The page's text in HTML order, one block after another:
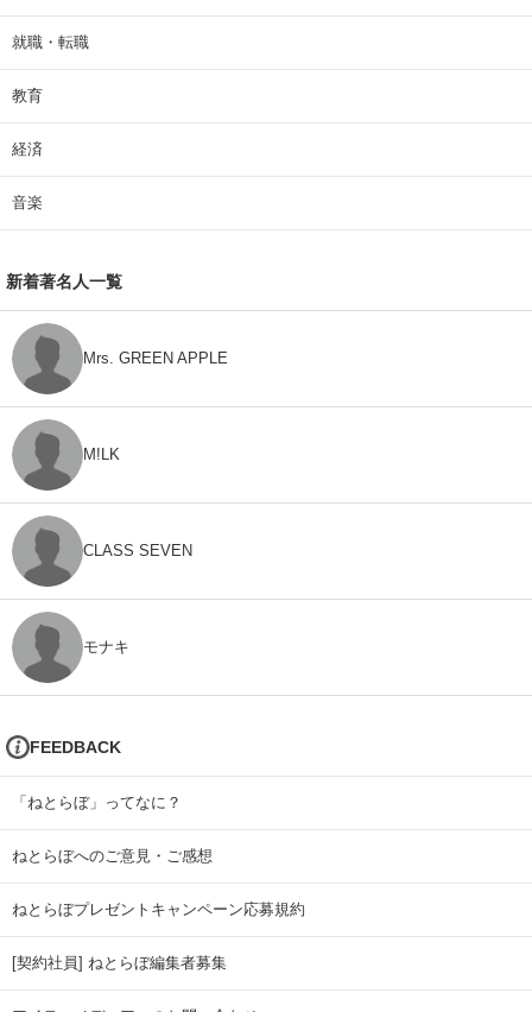
就職・転職
教育
経済
音楽
新着著名人一覧
Mrs. GREEN APPLE
M!LK
CLASS SEVEN
モナキ
FEEDBACK
「ねとらぼ」ってなに？
ねとらぼへのご意見・ご感想
ねとらぼプレゼントキャンペーン応募規約
[契約社員] ねとらぼ編集者募集